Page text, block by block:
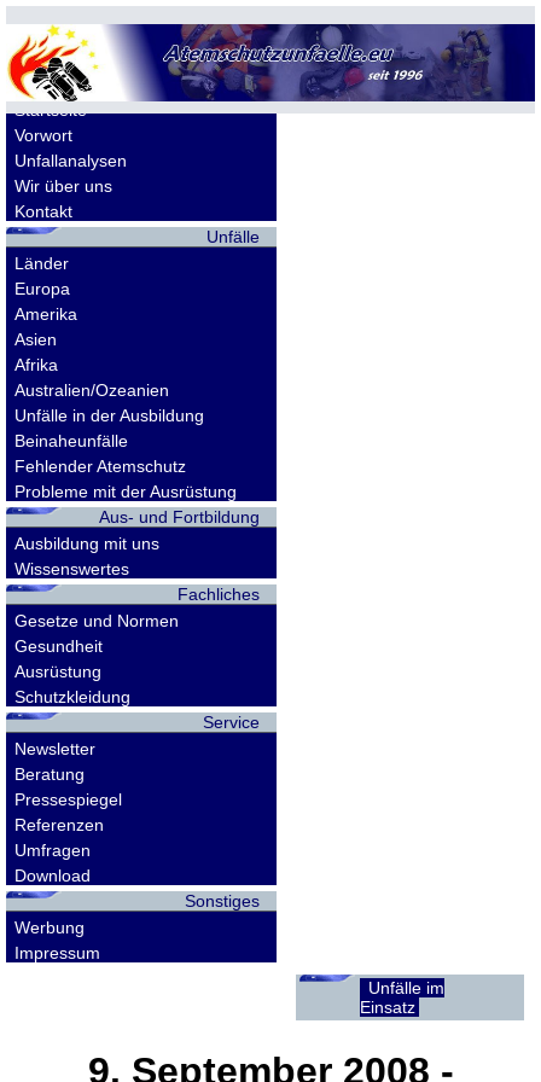
Allgemeines
Startseite
Vorwort
Unfallanalysen
Wir über uns
Kontakt
Unfälle
Länder
Europa
Amerika
Asien
Afrika
Australien/Ozeanien
Unfälle in der Ausbildung
Beinaheunfälle
Fehlender Atemschutz
Probleme mit der Ausrüstung
Aus- und Fortbildung
Ausbildung mit uns
Wissenswertes
Fachliches
Gesetze und Normen
Gesundheit
Ausrüstung
Schutzkleidung
Service
Newsletter
Beratung
Pressespiegel
Referenzen
Umfragen
Download
Sonstiges
Werbung
Impressum
Unfälle im
Einsatz
9. September 2008 -